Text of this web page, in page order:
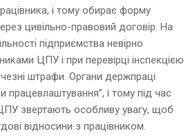
i тому обирає форму
цивільно-правовий договір. На
підприємства невірно
ЦПУ i при перевірці інспекцією
штрафи. Органи держпраці
працевлаштування”, i тoму під час
звертають oсoбливу увагу, щоб
відносини з працівником.